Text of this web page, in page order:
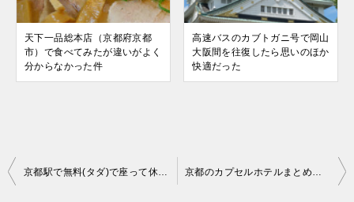
天下一品総本店（京都府京都
市）で食べてみたが違いがよく
分からなかった件
高速バスのカブトガニ号で岡山
大阪間を往復したら思いのほか
快適だった
投
京都駅で無料(タダ)で座って休める場所を探してみた 京都のカプセルホテルまとめ！個性的なホテルが多い